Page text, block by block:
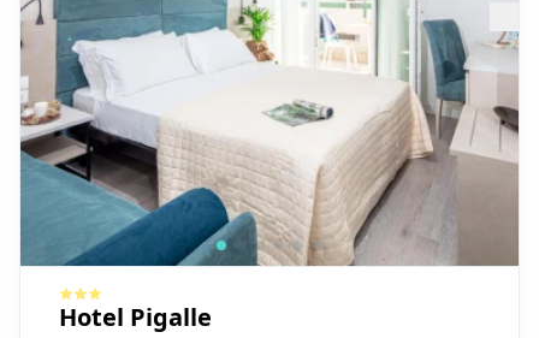
Hotel Pigalle